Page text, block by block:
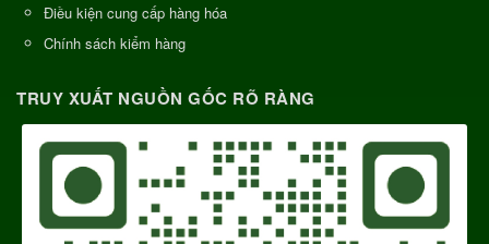
Điều kiện cung cấp hàng hóa
Chính sách kiểm hàng
TRUY XUẤT NGUỒN GỐC RÕ RÀNG